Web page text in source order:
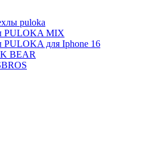
puloka
PULOKA MIX
PULOKA для Iphone 16
BEAR